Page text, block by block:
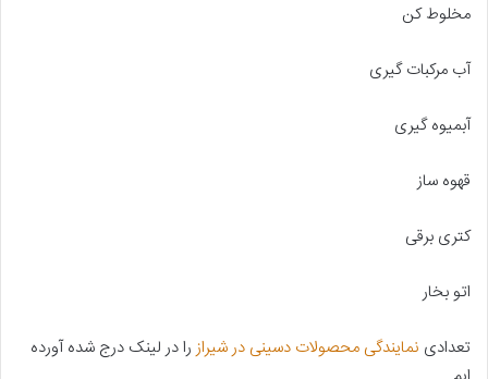
مخلوط کن
آب مرکبات گیری
آبمیوه گیری
قهوه ساز
کتری برقی
اتو بخار
تعدادی نمایندگی محصولات دسینی در شیرازرا در لینک درج شده آورده